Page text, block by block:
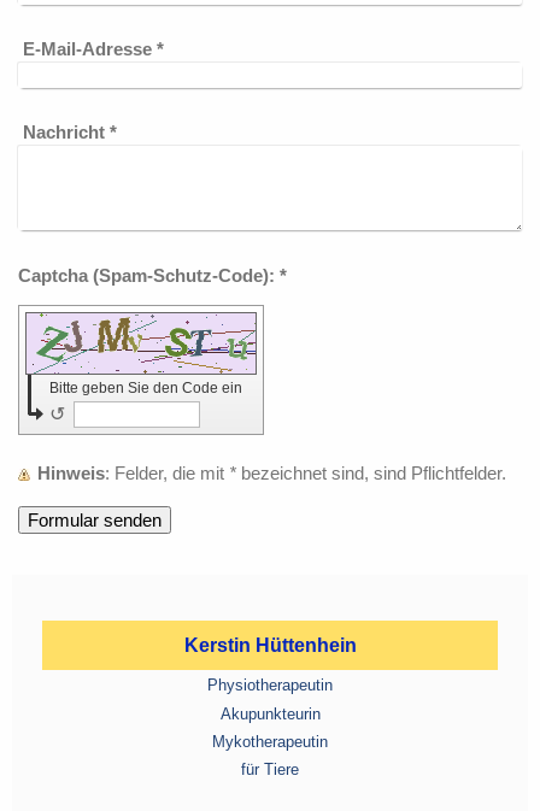
E-Mail-Adresse *
Nachricht *
Captcha (Spam-Schutz-Code): *
Bitte geben Sie den Code ein
↺
Hinweis : Felder, die mit * bezeichnet sind, sind Pflichtfelder.
Kerstin Hüttenhein
Physiotherapeutin
Akupunkteurin
Mykotherapeutin
für Tiere